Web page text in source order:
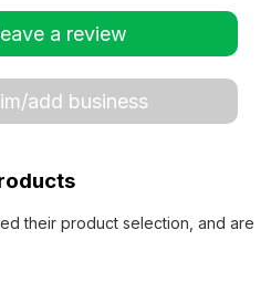
a review
add business
their product selection, and are